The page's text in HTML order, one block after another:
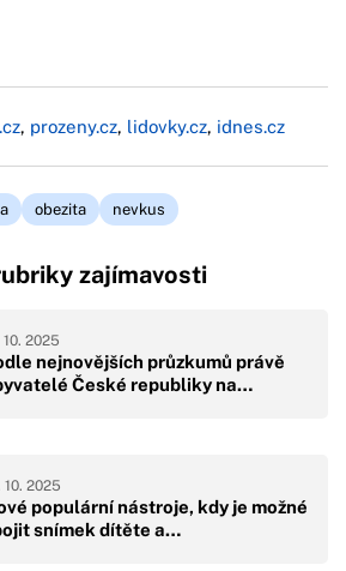
, prozeny.cz, lidovky.cz, idnes.cz
obezita nevkus
zajímavosti
nejnovějších průzkumů právě
České republiky na…
10. 2025
populární nástroje, kdy je možné
snímek dítěte a…
10. 2025